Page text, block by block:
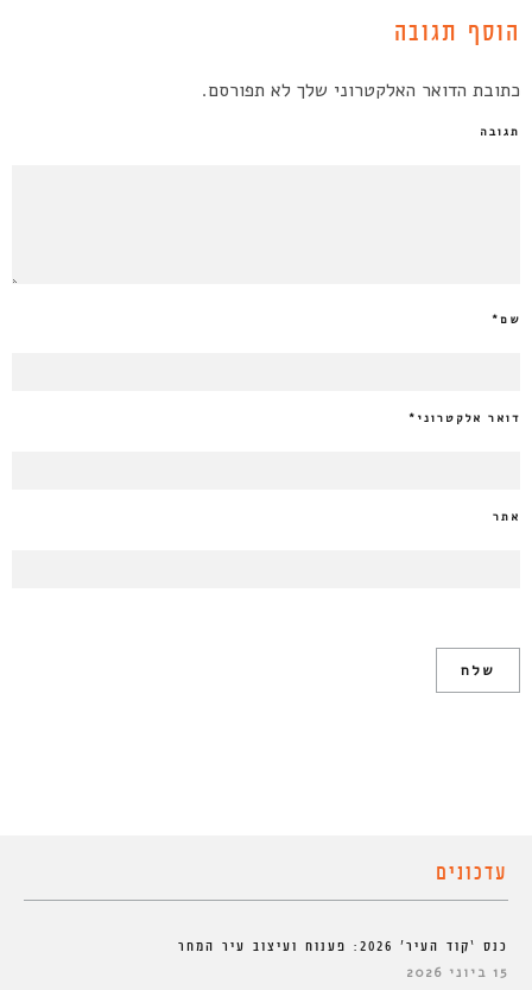
הוסף תגובה
כתובת הדואר האלקטרוני שלך לא תפורסם.
תגובה
שם*
דואר אלקטרוני *
אתר
עדכונים
כנס ‘קוד העיר’ 2026: פענוח ועיצוב עיר המחר
15 ביוני 2026